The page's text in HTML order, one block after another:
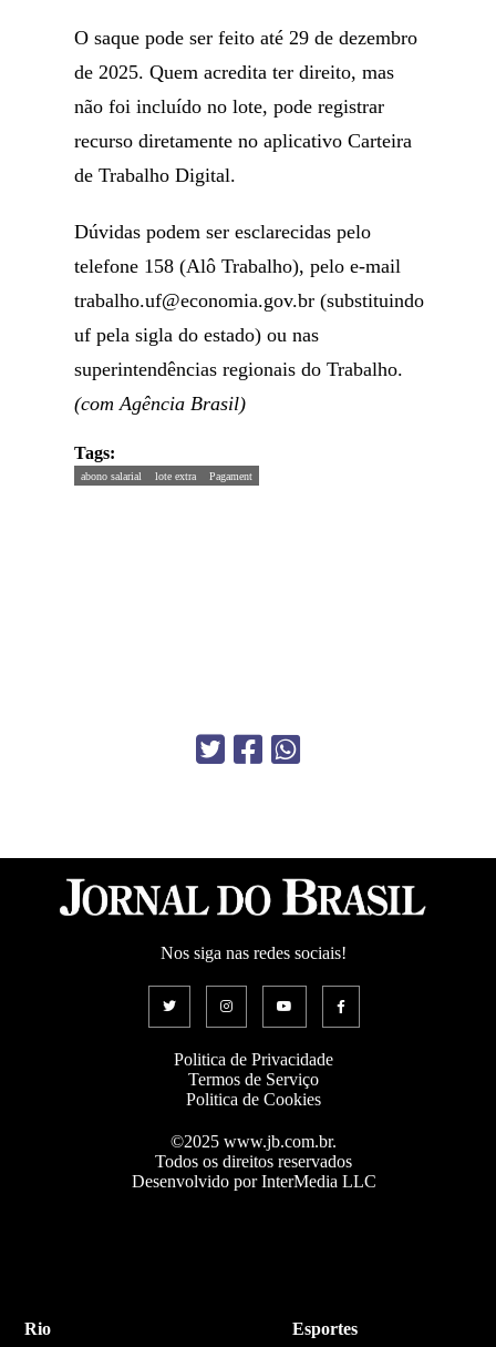
O saque pode ser feito até 29 de dezembro
de 2025. Quem acredita ter direito, mas
não foi incluído no lote, pode registrar
recurso diretamente no aplicativo Carteira
de Trabalho Digital.
Dúvidas podem ser esclarecidas pelo
telefone 158 (Alô Trabalho), pelo e-mail
trabalho.uf@economia.gov.br (substituindo
uf pela sigla do estado) ou nas
superintendências regionais do Trabalho.
(com Agência Brasil)
Tags:
abono salarial lote extra Pagament
Nos siga nas redes sociais!
Politica de Privacidade
Termos de Serviço
Politica de Cookies
©2025 www.jb.com.br.
Todos os direitos reservados
Desenvolvido por InterMedia LLC
Rio Esportes